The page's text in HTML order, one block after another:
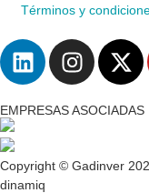
Términos y
EMPRESAS ASOCIADAS
Copyright © Gadinver
dinamiq